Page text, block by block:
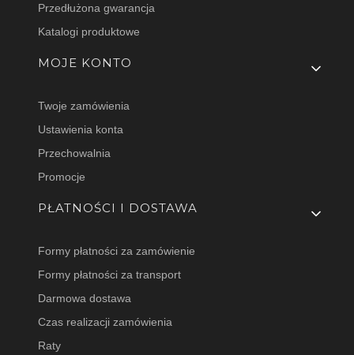
Przedłużona gwarancja
Katalogi produktowe
MOJE KONTO
Twoje zamówienia
Ustawienia konta
Przechowalnia
Promocje
PŁATNOŚCI I DOSTAWA
Formy płatności za zamówienie
Formy płatności za transport
Darmowa dostawa
Czas realizacji zamówienia
Raty